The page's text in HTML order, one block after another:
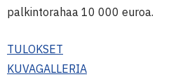
palkintorahaa 10 000 euroa.
TULOKSET
KUVAGALLERIA